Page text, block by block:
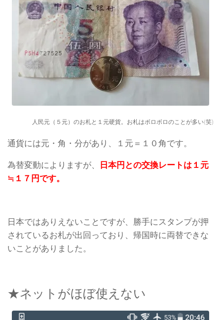
人民元（５元）のお札と１元硬貨。お札はボロボロのことが多い(笑)
通貨には元・角・分があり、１元＝１０角です。
為替変動によりますが、 日本円との交換レートは１元
≒１７円です。
日本ではありえないことですが、勝手にスタンプが押
されているお札が出回っており、帰国時に両替できな
いことがありました。
★ネットがほぼ使えない